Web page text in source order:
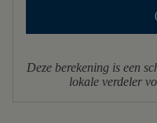
Deze berekening is een
lokale verdeler